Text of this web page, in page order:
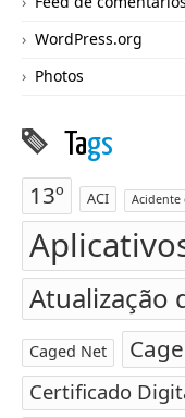
WordPress.org
Photos
Tags
13º ACI Acidente
Atualização
Caged Net
Certificado